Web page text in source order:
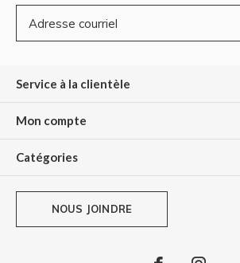
Service à la clientèle
Mon compte
Catégories
NOUS JOINDRE